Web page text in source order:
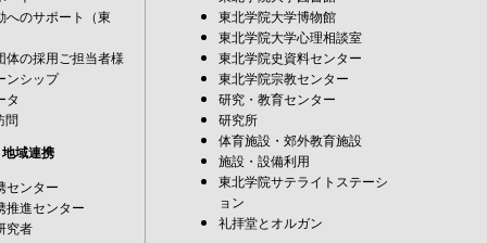
へのサポート（東
体の採用ご担当者様
ンシップ
タ
問
域連携
センター
推進センター
究者
東北学院大学博物館
東北学院大学心理相談室
東北学院史資料センター
東北学院宗教センター
研究・教育センター
研究所
体育施設・郊外教育施設
施設・設備利用
東北学院サテライトステーシ
ョン
礼拝堂とオルガン